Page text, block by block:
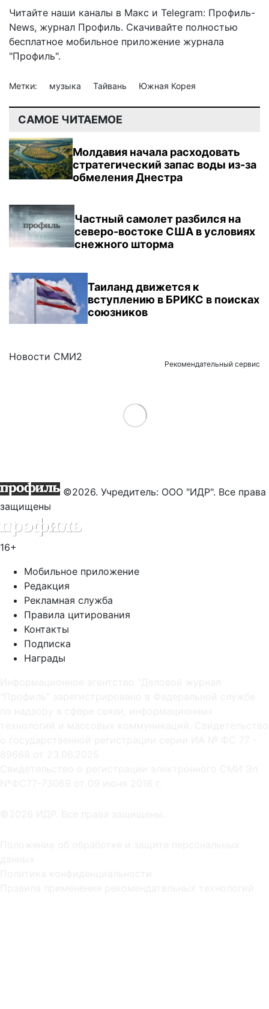
Читайте наши каналы в Макс и Telegram: Профиль-
News, журнал Профиль. Скачивайте полностью
бесплатное мобильное приложение журнала
"Профиль".
Метки: музыка Тайвань Южная Корея
САМОЕ ЧИТАЕМОЕ
Молдавия начала расходовать
стратегический запас воды из-за
обмеления Днестра
Частный самолет разбился на
северо-востоке США в условиях
снежного шторма
Таиланд движется к
вступлению в БРИКС в поисках
союзников
Новости СМИ2
Рекомендательный сервис
Load More
©2026. Учредитель: ООО "ИДР". Все права
защищены
16+
Мобильное приложение
Редакция
Рекламная служба
Правила цитирования
Контакты
Подписка
Награды